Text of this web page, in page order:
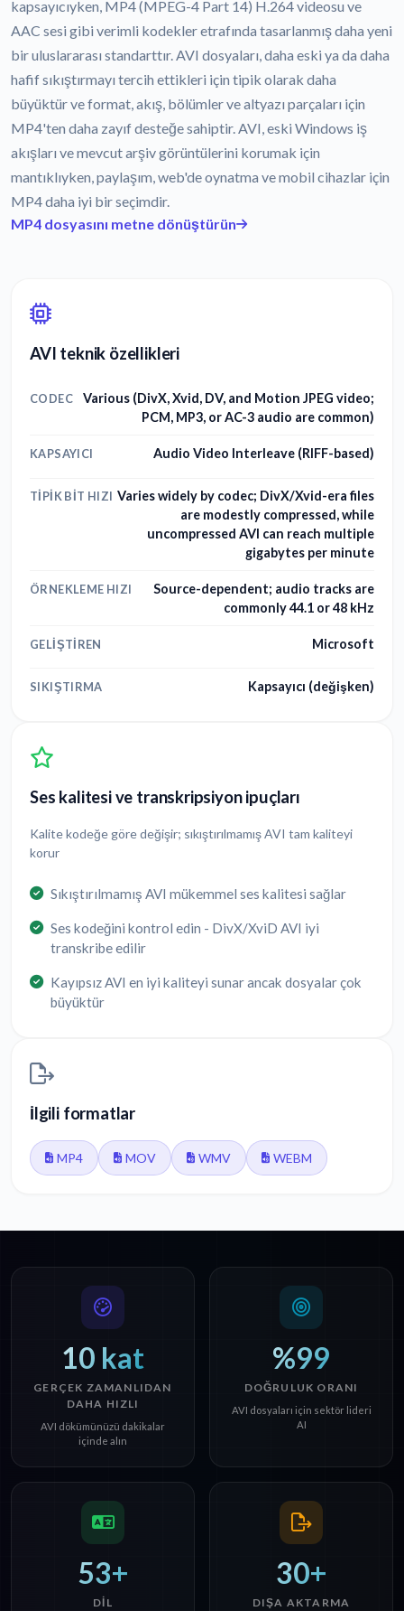
kapsayıcıyken, MP4 (MPEG-4 Part 14) H.264 videosu ve
AAC sesi gibi verimli kodekler etrafında tasarlanmış daha yeni
bir uluslararası standarttır. AVI dosyaları, daha eski ya da daha
hafif sıkıştırmayı tercih ettikleri için tipik olarak daha
büyüktür ve format, akış, bölümler ve altyazı parçaları için
MP4'ten daha zayıf desteğe sahiptir. AVI, eski Windows iş
akışları ve mevcut arşiv görüntülerini korumak için
mantıklıyken, paylaşım, web'de oynatma ve mobil cihazlar için
MP4 daha iyi bir seçimdir.
MP4 dosyasını metne dönüştürün
AVI teknik özellikleri
CODEC
Various (DivX, Xvid, DV, and Motion JPEG video;
PCM, MP3, or AC-3 audio are common)
KAPSAYICI Audio Video Interleave (RIFF-based)
TIPIK BIT HIZI Varies widely by codec; DivX/Xvid-era files
are modestly compressed, while
uncompressed AVI can reach multiple
gigabytes per minute
ÖRNEKLEME HIZI
Source-dependent; audio tracks are
commonly 44.1 or 48 kHz
GELIŞTIREN Microsoft
SIKIŞTIRMA Kapsayıcı (değişken)
Ses kalitesi ve transkripsiyon ipuçları
Kalite kodeğe göre değişir; sıkıştırılmamış AVI tam kaliteyi
korur
Sıkıştırılmamış AVI mükemmel ses kalitesi sağlar
Ses kodeğini kontrol edin - DivX/XviD AVI iyi
transkribe edilir
Kayıpsız AVI en iyi kaliteyi sunar ancak dosyalar çok
büyüktür
İlgili formatlar
MP4 MOV WMV WEBM
10 kat
GERÇEK ZAMANLIDAN
DAHA HIZLI
AVI dökümünüzü dakikalar
içinde alın
%99
DOĞRULUK ORANI
AVI dosyaları için sektör lideri
AI
53+
DIL
30+
DIŞA AKTARMA